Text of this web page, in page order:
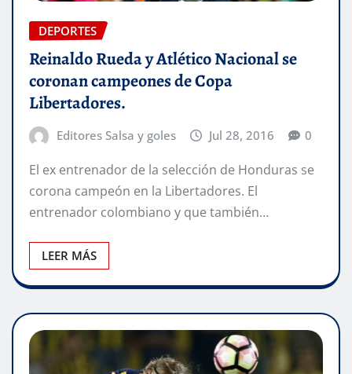
DEPORTES
Reinaldo Rueda y Atlético Nacional se
coronan campeones de Copa
Libertadores.
Editores Salsa y goles Jul 28, 2016 0
El ex entrenador de la selección de Honduras se
corona campeón en la Libertadores. El
entrenador colombiano y que también…
LEER MÁS